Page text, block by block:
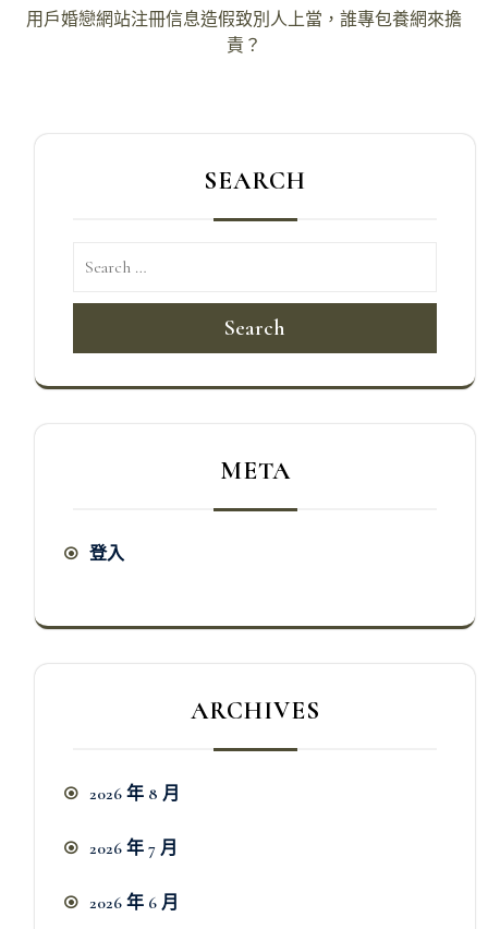
導
用戶婚戀網站注冊信息造假致別人上當，誰專包養網來擔
責？
SEARCH
Search
META
登入
ARCHIVES
2026 年 8 月
2026 年 7 月
2026 年 6 月